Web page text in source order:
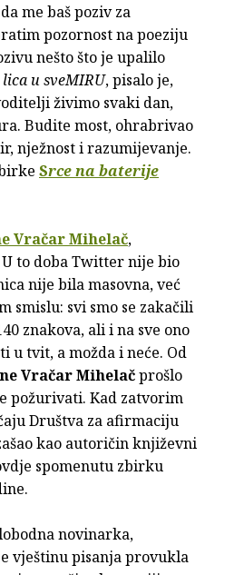
me baš poziv za
pozornost na poeziju
nešto što je upalilo
u sveMIRU, pisalo je,
živimo svaki dan,
Budite most, ohrabrivao
nježnost i razumijevanje.
Srce na baterije
Vračar Mihelač,
to doba Twitter nije bio
nije bila masovna, već
smislu: svi smo se zakačili
znakova, ali i na sve ono
u tvit, a možda i neće. Od
Vračar Mihelačprošlo
požurivati. Kad zatvorim
Društva za afirmaciju
kao autoričin književni
spomenutu zbirku
novinarka,
vještinu pisanja provukla